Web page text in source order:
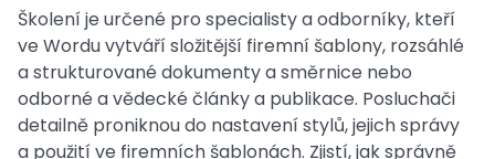
Školení je určené pro specialisty a odborníky, kteří
ve Wordu vytváří složitější firemní šablony, rozsáhlé
a strukturované dokumenty a směrnice nebo
odborné a vědecké články a publikace. Posluchači
detailně proniknou do nastavení stylů, jejich správy
a použití ve firemních šablonách. Zjistí, jak správně